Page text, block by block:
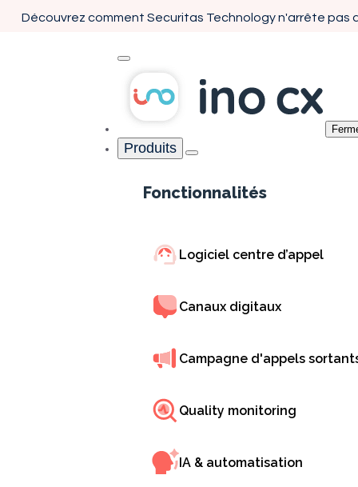
Découvrez comment Securitas Technology n'arrête pas
Produits
Fonctionnalités
Logiciel centre d’appel
Canaux digitaux
Campagne d'appels
Quality monitoring
IA & automatisation
Cas
grâce à des outils